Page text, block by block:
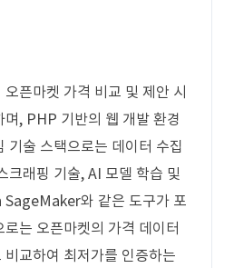
픈마켓 가격 비교 및 제안 시
며, PHP 기반의 웹 개발 환경
기술 스택으로는 데이터 수집
크래핑 기술, AI 모델 학습 및
와 같은 도구가 포
는 오픈마켓의 가격 데이터
교하여 최저가를 인증하는